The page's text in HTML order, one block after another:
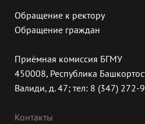
Обращение к ректору
Обращение граждан
Приёмная комиссия БГМУ
450008, Республика
Валиди, д. 47; тел: 8 (347) 272-
Контакты